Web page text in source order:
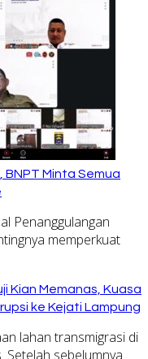
BNPT Minta Semua
Penanggulangan
memperkuat
Kian Memanas, Kuasa
ke Kejati Lampung
lahan transmigrasi di
Setelah sebelumnya